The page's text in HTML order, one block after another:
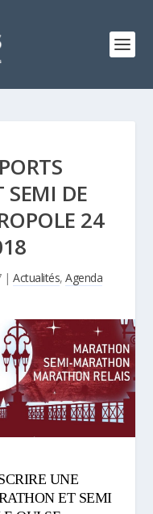
DE
24
|Actualités,Agenda
UNE
ET SEMI